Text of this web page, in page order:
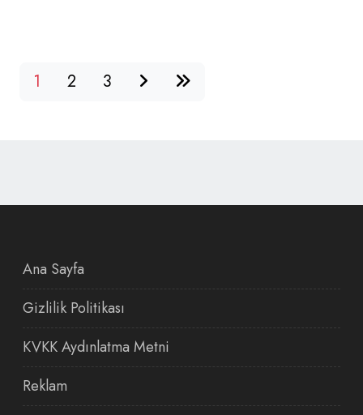
1 2 3
Ana Sayfa
Gizlilik Politikası
KVKK Aydınlatma Metni
Reklam